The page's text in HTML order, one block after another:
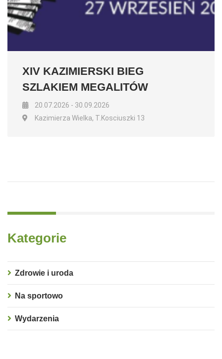
XIV KAZIMIERSKI BIEG
SZLAKIEM MEGALITÓW
20.07.2026 - 30.09.2026
Kazimierza Wielka, T.Kosciuszki 13
Kategorie
Zdrowie i uroda
Na sportowo
Wydarzenia